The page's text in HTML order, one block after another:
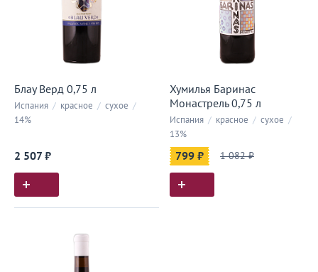
Блау Верд 0,75 л
Испания / красное / сухое /
14%
2 507 ₽
Хумилья Баринас
Монастрель 0,75 л
Испания / красное / сухое /
13%
799 ₽ 1 082 ₽